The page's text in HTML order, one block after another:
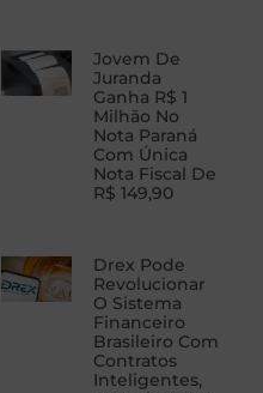
Jovem De
Juranda
Ganha R$ 1
Milhão No
Nota Paraná
Com Única
Nota Fiscal De
R$ 149,90
Drex Pode
Revolucionar
O Sistema
Financeiro
Brasileiro Com
Contratos
Inteligentes,